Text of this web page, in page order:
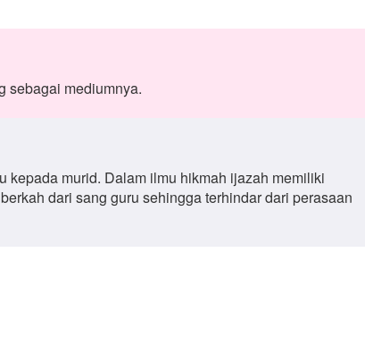
sebagai mediumnya.
kepada murid. Dalam ilmu hikmah ijazah memiliki
dari sang guru sehingga terhindar dari perasaan